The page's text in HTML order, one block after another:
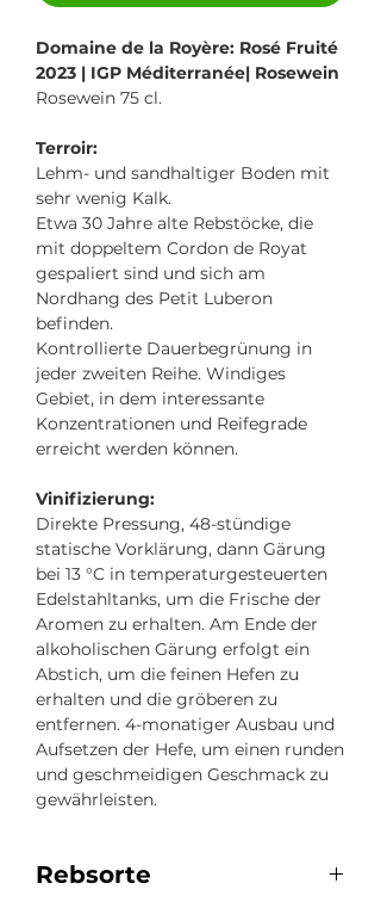
Domaine de la Royère: Rosé Fruité
2023 | IGP Méditerranée| Rosewein
Rosewein 75 cl.
Terroir:
Lehm- und sandhaltiger Boden mit
sehr wenig Kalk.
Etwa 30 Jahre alte Rebstöcke, die
mit doppeltem Cordon de Royat
gespaliert sind und sich am
Nordhang des Petit Luberon
befinden.
Kontrollierte Dauerbegrünung in
jeder zweiten Reihe. Windiges
Gebiet, in dem interessante
Konzentrationen und Reifegrade
erreicht werden können.
Vinifizierung:
Direkte Pressung, 48-stündige
statische Vorklärung, dann Gärung
bei 13 °C in temperaturgesteuerten
Edelstahltanks, um die Frische der
Aromen zu erhalten. Am Ende der
alkoholischen Gärung erfolgt ein
Abstich, um die feinen Hefen zu
erhalten und die gröberen zu
entfernen. 4-monatiger Ausbau und
Aufsetzen der Hefe, um einen runden
und geschmeidigen Geschmack zu
gewährleisten.
Rebsorte